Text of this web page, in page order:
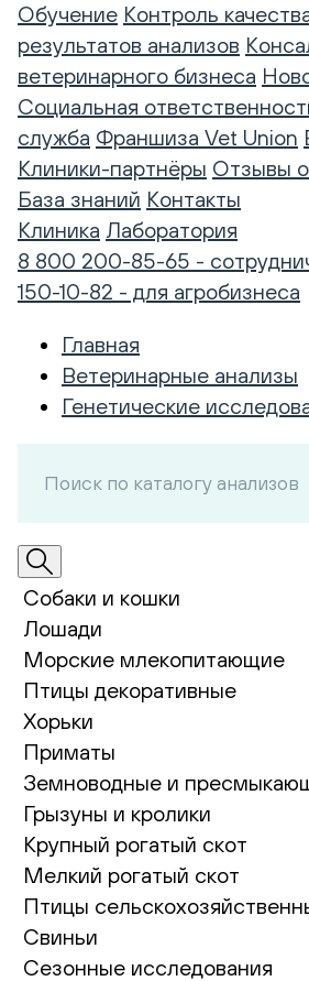
Обучение Контроль
результатов анализов
ветеринарного бизнеса
Социальная
служба Франшиза Vet Union
Клиники-партнёры Отзывы
База знаний Контакты
Клиника Лаборатория
8 800 200-85-65 -
150-10-82 - для агробизнеса
Главная
Ветеринарные анализы
Генетические
Собаки и кошки
Лошади
Морские млекопитающие
Птицы декоративные
Хорьки
Приматы
Земноводные и
Грызуны и кролики
Крупный рогатый скот
Мелкий рогатый скот
Птицы
Свиньи
Сезонные исследования